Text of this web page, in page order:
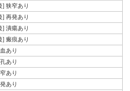
] 狭窄あり
] 再発あり
] 潰瘍あり
] 瘢痕あり
あり
あり
あり
あり